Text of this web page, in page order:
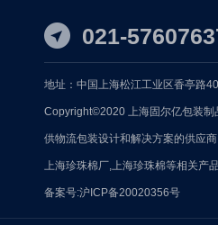
021-
地址：中国上海松江工业区香亭路
Copyright©2020 上海固尔亿包装制
供物流包装设计和解决方案的供应
上海珍珠棉厂,上海珍珠棉等相关产品
备案号:沪ICP备20020356号